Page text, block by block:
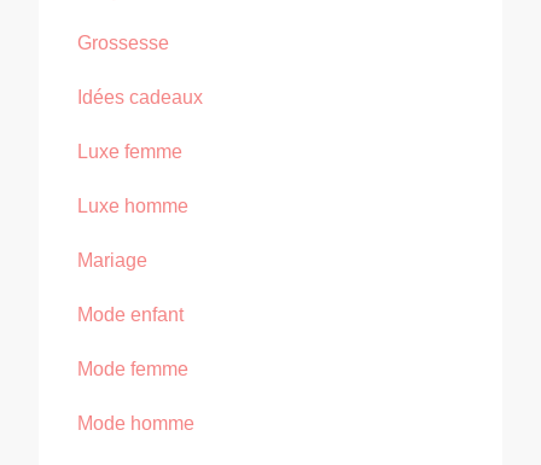
Grossesse
Idées cadeaux
Luxe femme
Luxe homme
Mariage
Mode enfant
Mode femme
Mode homme